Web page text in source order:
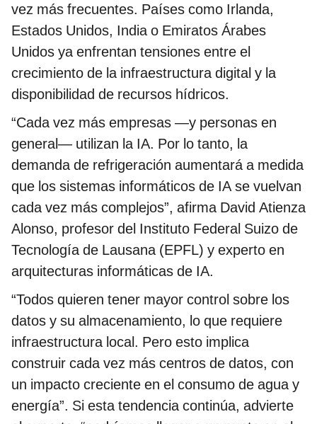
vez más frecuentes. Países como Irlanda,
Estados Unidos, India o Emiratos Árabes
Unidos ya enfrentan tensiones entre el
crecimiento de la infraestructura digital y la
disponibilidad de recursos hídricos.
“Cada vez más empresas —y personas en
general— utilizan la IA. Por lo tanto, la
demanda de refrigeración aumentará a medida
que los sistemas informáticos de IA se vuelvan
cada vez más complejos”, afirma David Atienza
Alonso, profesor del Instituto Federal Suizo de
Tecnología de Lausana (EPFL) y experto en
arquitecturas informáticas de IA.
“Todos quieren tener mayor control sobre los
datos y su almacenamiento, lo que requiere
infraestructura local. Pero esto implica
construir cada vez más centros de datos, con
un impacto creciente en el consumo de agua y
energía”. Si esta tendencia continúa, advierte